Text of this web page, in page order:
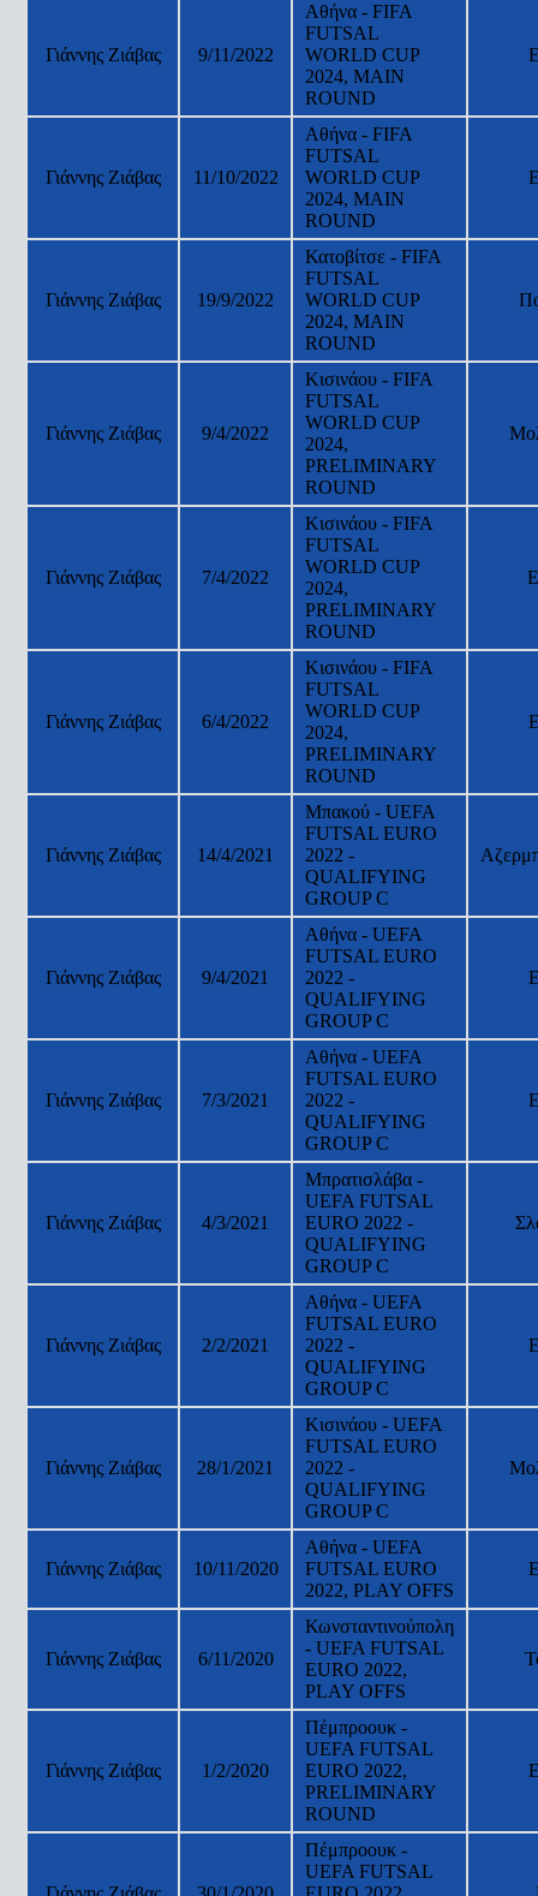
Γιάννης Ζιάβας 9/11/2022
Αθήνα - FIFA
FUTSAL
WORLD CUP
2024, MAIN
ROUND
Γιάννης Ζιάβας 11/10/2022
Αθήνα - FIFA
FUTSAL
WORLD CUP
2024, MAIN
ROUND
Γιάννης Ζιάβας 19/9/2022
Κατοβίτσε - FIFA
FUTSAL
WORLD CUP
2024, MAIN
ROUND
Γιάννης Ζιάβας 9/4/2022
Κισινάου - FIFA
FUTSAL
WORLD CUP
2024,
PRELIMINARY
ROUND
Γιάννης Ζιάβας 7/4/2022
Κισινάου - FIFA
FUTSAL
WORLD CUP
2024,
PRELIMINARY
ROUND
Γιάννης Ζιάβας 6/4/2022
Κισινάου - FIFA
FUTSAL
WORLD CUP
2024,
PRELIMINARY
ROUND
Γιάννης Ζιάβας 14/4/2021
Μπακού - UEFA
FUTSAL EURO
2022 -
QUALIFYING
GROUP C
Γιάννης Ζιάβας 9/4/2021
Αθήνα - UEFA
FUTSAL EURO
2022 -
QUALIFYING
GROUP C
Γιάννης Ζιάβας 7/3/2021
Αθήνα - UEFA
FUTSAL EURO
2022 -
QUALIFYING
GROUP C
Γιάννης Ζιάβας 4/3/2021
Μπρατισλάβα -
UEFA FUTSAL
EURO 2022 -
QUALIFYING
GROUP C
Γιάννης Ζιάβας 2/2/2021
Αθήνα - UEFA
FUTSAL EURO
2022 -
QUALIFYING
GROUP C
Γιάννης Ζιάβας 28/1/2021
Κισινάου - UEFA
FUTSAL EURO
2022 -
QUALIFYING
GROUP C
Γιάννης Ζιάβας 10/11/2020
Αθήνα - UEFA
FUTSAL EURO
2022, PLAY OFFS
Γιάννης Ζιάβας 6/11/2020
Κωνσταντινούπολη
- UEFA FUTSAL
EURO 2022,
PLAY OFFS
Γιάννης Ζιάβας 1/2/2020
Πέμπροουκ -
UEFA FUTSAL
EURO 2022,
PRELIMINARY
ROUND
Πέμπροουκ -
UEFA FUTSAL